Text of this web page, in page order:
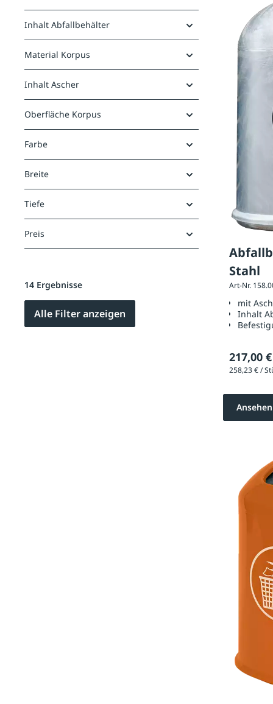
Inhalt Abfallbehälter
Material Korpus
Inhalt Ascher
Oberfläche Korpus
Farbe
Breite
Tiefe
Preis
14 Ergebnisse
Alle Filter anzeigen
Stahl
Art-Nr.
mit
Inhalt
217,00 €
Ansehen